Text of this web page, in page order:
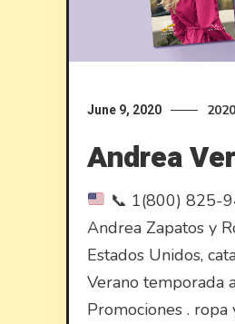
June 9, 2020 2020
Andrea
📞 1(800) 825-
Andrea Zapatos y
Estados Unidos,
Verano temporada
Promociones . ropa